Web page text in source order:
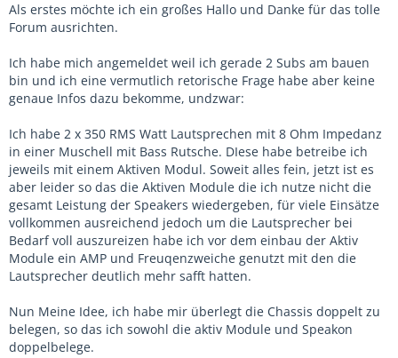
Als erstes möchte ich ein großes Hallo und Danke für das tolle
Forum ausrichten.
Ich habe mich angemeldet weil ich gerade 2 Subs am bauen
bin und ich eine vermutlich retorische Frage habe aber keine
genaue Infos dazu bekomme, undzwar:
Ich habe 2 x 350 RMS Watt Lautsprechen mit 8 Ohm Impedanz
in einer Muschell mit Bass Rutsche. DIese habe betreibe ich
jeweils mit einem Aktiven Modul. Soweit alles fein, jetzt ist es
aber leider so das die Aktiven Module die ich nutze nicht die
gesamt Leistung der Speakers wiedergeben, für viele Einsätze
vollkommen ausreichend jedoch um die Lautsprecher bei
Bedarf voll auszureizen habe ich vor dem einbau der Aktiv
Module ein AMP und Freuqenzweiche genutzt mit den die
Lautsprecher deutlich mehr safft hatten.
Nun Meine Idee, ich habe mir überlegt die Chassis doppelt zu
belegen, so das ich sowohl die aktiv Module und Speakon
doppelbelege.